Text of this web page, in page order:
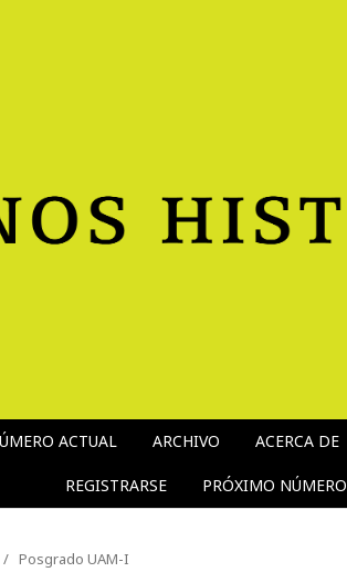
ACTUAL ARCHIVO ACERCA DE
REGISTRARSE PRÓXIMO NÚMERO
/ Posgrado UAM-I